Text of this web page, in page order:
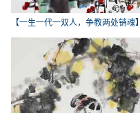
【一生一代一双人，争教两处销魂】